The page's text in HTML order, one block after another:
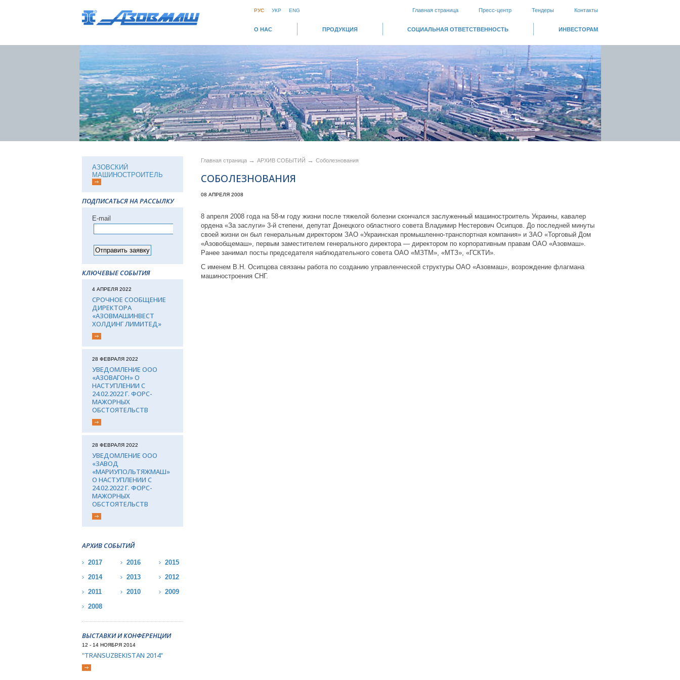
РУС УКР ENG Главная страница Пресс-центр Тендеры Контакты
О НАС ПРОДУКЦИЯ СОЦИАЛЬНАЯ ОТВЕТСТВЕННОСТЬ ИНВЕСТОРАМ
АЗОВСКИЙ
МАШИНОСТРОИТЕЛЬ
ПОДПИСАТЬСЯ НА РАССЫЛКУ
Е-mail
КЛЮЧЕВЫЕ СОБЫТИЯ
4 АПРЕЛЯ 2022
СРОЧНОЕ СООБЩЕНИЕ
ДИРЕКТОРА
«АЗОВМАШИНВЕСТ
ХОЛДИНГ ЛИМИТЕД»
28 ФЕВРАЛЯ 2022
УВЕДОМЛЕНИЕ ООО
«АЗОВАГОН» О
НАСТУПЛЕНИИ С
24.02.2022 Г. ФОРС-
МАЖОРНЫХ
ОБСТОЯТЕЛЬСТВ
28 ФЕВРАЛЯ 2022
УВЕДОМЛЕНИЕ ООО
«ЗАВОД
«МАРИУПОЛЬТЯЖМАШ»
О НАСТУПЛЕНИИ С
24.02.2022 Г. ФОРС-
МАЖОРНЫХ
ОБСТОЯТЕЛЬСТВ
АРХИВ СОБЫТИЙ
2017 2016
2015
2014
2013
2012
2011
2010
2009
2008
ВЫСТАВКИ И КОНФЕРЕНЦИИ
12 - 14 НОЯБРЯ 2014
"TRANSUZBEKISTAN 2014"
Главная страница → АРХИВ СОБЫТИЙ → Соболезнования
СОБОЛЕЗНОВАНИЯ
08 АПРЕЛЯ 2008
8 апреля 2008 года на 58-м году жизни после тяжелой болезни скончался заслуженный машиностроитель Украины, кавалер
ордена «За заслуги» 3-й степени, депутат Донецкого областного совета Владимир Нестерович Осипцов. До последней минуты
своей жизни он был генеральным директором ЗАО «Украинская промышленно-транспортная компания» и ЗАО «Торговый Дом
«Азовобщемаш», первым заместителем генерального директора — директором по корпоративным правам ОАО «Азовмаш».
Ранее занимал посты председателя наблюдательного совета ОАО «МЗТМ», «МТЗ», «ГСКТИ».
С именем В.Н. Осипцова связаны работа по созданию управленческой структуры ОАО «Азовмаш», возрождение флагмана
машиностроения СНГ.